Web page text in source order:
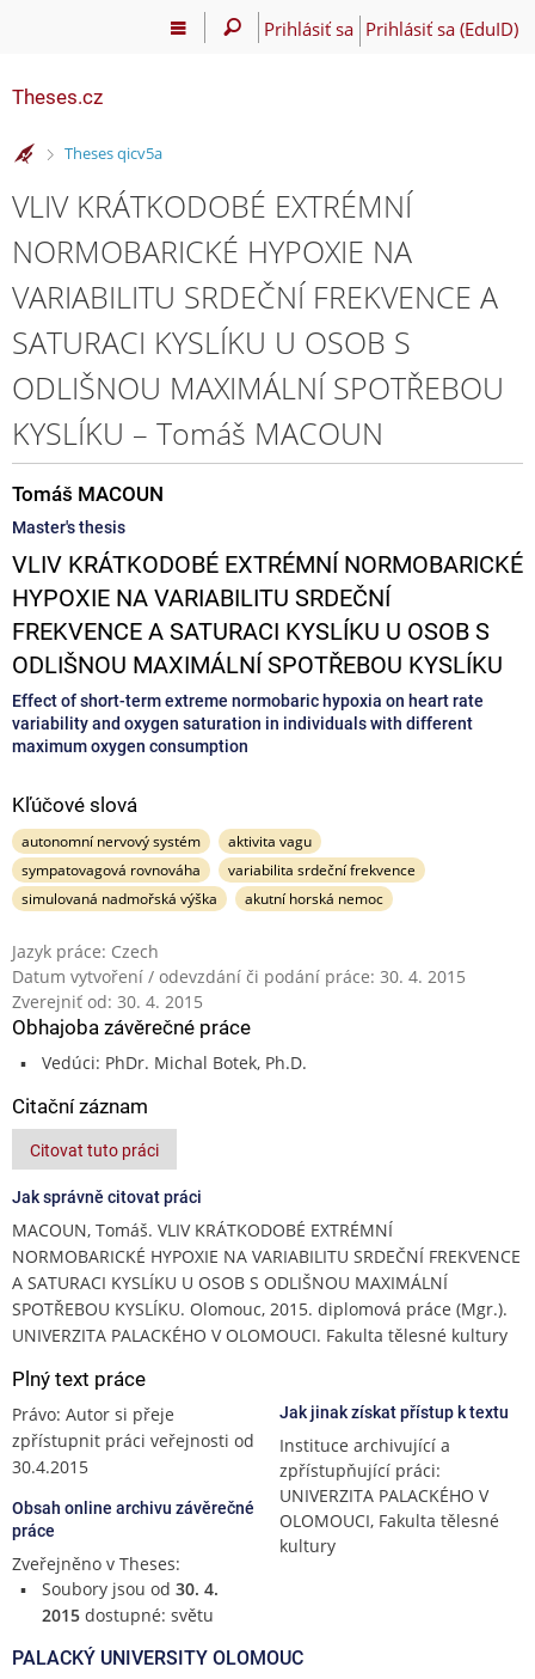
Prihlásiť sa Prihlásiť sa (EduID)
Theses.cz
>
Theses qicv5a
VLIV KRÁTKODOBÉ EXTRÉMNÍ
NORMOBARICKÉ HYPOXIE NA
VARIABILITU SRDEČNÍ FREKVENCE A
SATURACI KYSLÍKU U OSOB S
ODLIŠNOU MAXIMÁLNÍ SPOTŘEBOU
KYSLÍKU – Tomáš MACOUN
Tomáš MACOUN
Master's thesis
VLIV KRÁTKODOBÉ EXTRÉMNÍ NORMOBARICKÉ
HYPOXIE NA VARIABILITU SRDEČNÍ
FREKVENCE A SATURACI KYSLÍKU U OSOB S
ODLIŠNOU MAXIMÁLNÍ SPOTŘEBOU KYSLÍKU
Effect of short-term extreme normobaric hypoxia on heart rate
variability and oxygen saturation in individuals with different
maximum oxygen consumption
Kľúčové slová
autonomní nervový systém
aktivita vagu
sympatovagová rovnováha
variabilita srdeční frekvence
simulovaná nadmořská výška
akutní horská nemoc
Jazyk práce: Czech
Datum vytvoření / odevzdání či podání práce: 30. 4. 2015
Zverejniť od: 30. 4. 2015
Obhajoba závěrečné práce
Vedúci: PhDr. Michal Botek, Ph.D.
Citační záznam
Citovat tuto práci
Jak správně citovat práci
MACOUN, Tomáš. VLIV KRÁTKODOBÉ EXTRÉMNÍ
NORMOBARICKÉ HYPOXIE NA VARIABILITU SRDEČNÍ FREKVENCE
A SATURACI KYSLÍKU U OSOB S ODLIŠNOU MAXIMÁLNÍ
SPOTŘEBOU KYSLÍKU. Olomouc, 2015. diplomová práce (Mgr.).
UNIVERZITA PALACKÉHO V OLOMOUCI. Fakulta tělesné kultury
Plný text práce
Právo: Autor si přeje
zpřístupnit práci veřejnosti od
30.4.2015
Obsah online archivu závěrečné
práce
Zveřejněno v Theses:
Soubory jsou od 30. 4.
2015dostupné: světu
Jak jinak získat přístup k textu
Instituce archivující a
zpřístupňující práci:
UNIVERZITA PALACKÉHO V
OLOMOUCI, Fakulta tělesné
kultury
PALACKÝ UNIVERSITY OLOMOUC